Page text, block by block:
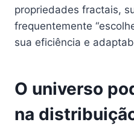
propriedades fractais,
frequentemente
sua eficiência e
O universo
na